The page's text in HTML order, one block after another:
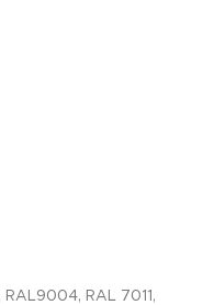
RAL9004, RAL 7011,